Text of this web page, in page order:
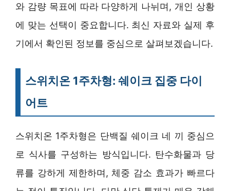
와 감량 목표에 따라 다양하게 나뉘며, 개인 상황
에 맞는 선택이 중요합니다. 최신 자료와 실제 후
기에서 확인된 정보를 중심으로 살펴보겠습니다.
스위치온 1주차형: 쉐이크 집중 다이
어트
스위치온 1주차형은 단백질 쉐이크 네 끼 중심으
로 식사를 구성하는 방식입니다. 탄수화물과 당
류를 강하게 제한하며, 체중 감소 효과가 빠르다